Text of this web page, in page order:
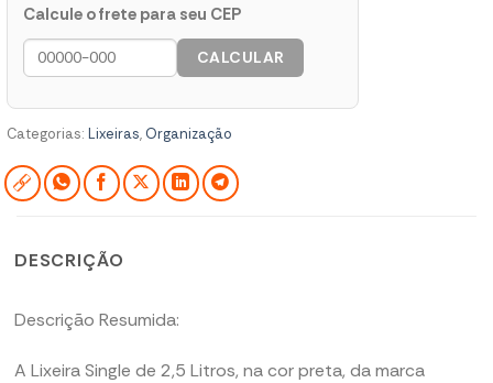
Calcule o frete para seu CEP
CALCULAR
Categorias: Lixeiras, Organização
DESCRIÇÃO
Descrição Resumida:
A Lixeira Single de 2,5 Litros, na cor preta, da marca